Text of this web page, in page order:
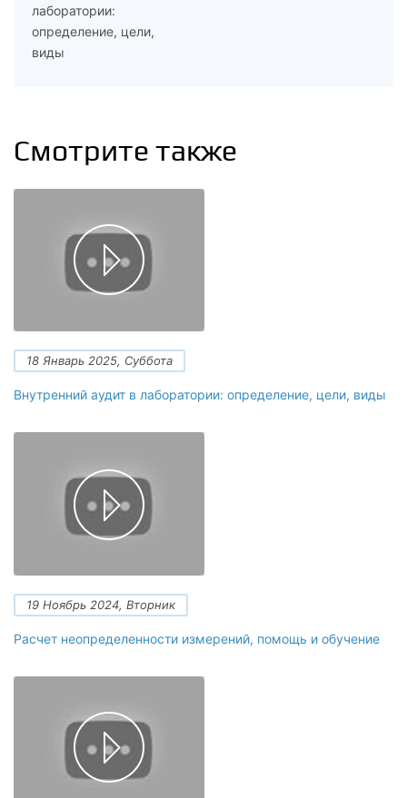
лаборатории:
определение, цели,
виды
Смотрите также
18 Январь 2025, Суббота
Внутренний аудит в лаборатории: определение, цели, виды
19 Ноябрь 2024, Вторник
Расчет неопределенности измерений, помощь и обучение